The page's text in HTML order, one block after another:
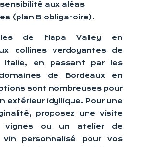
aux aléas
(plan B obligatoire).
de Napa Valley en
collines verdoyantes de
Italie, en passant par les
de Bordeaux en
sont nombreuses pour
extérieur idyllique. Pour une
proposez une visite
vignes ou un atelier de
personnalisé pour vos